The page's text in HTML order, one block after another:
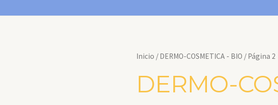
Inicio / DERMO-COSMETICA - BIO / Página 2
DERMO-